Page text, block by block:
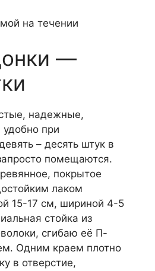
—
надежные,
при
– десять штук в
помещаются.
покрытое
лаком
15-17 см, шириной 4-5
стойка из
сгибаю её П-
Одним краем плотно
в отверстие,